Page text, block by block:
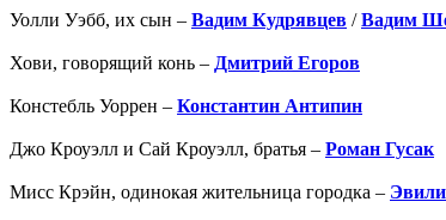
Уолли Уэбб, их сын – Вадим Кудрявцев /Вадим
Хови, говорящий конь – Дмитрий Егоров
Констебль Уоррен – Константин Антипин
Джо Кроуэлл и Сай Кроуэлл, братья – Роман Гусак
Мисс Крэйн, одинокая жительница городка –